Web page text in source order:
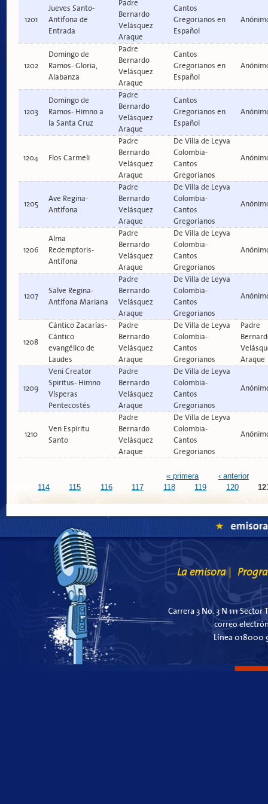
1201
Jueves Santo-
Antífona de
Entrada
Padre
Bernardo
Velásquez
Araque
Cantos
Gregorianos en
Español
1202
Domingo de
Ramos- Gloria,
Alabanza
Padre
Bernardo
Velásquez
Araque
Cantos
Gregorianos en
Español
1203
Domingo de
Ramos- Himno a
la Santa Cruz
Padre
Bernardo
Velásquez
Araque
Cantos
Gregorianos en
Español
1204 Flos Carmeli
Padre
Bernardo
Velásquez
Araque
De Villa de Leyva
Colombia-
Cantos
Gregorianos
1205
Ave Regina-
Antífona
Padre
Bernardo
Velásquez
Araque
De Villa de Leyva
Colombia-
Cantos
Gregorianos
1206
Alma
Redemptoris-
Antífona
Padre
Bernardo
Velásquez
Araque
De Villa de Leyva
Colombia-
Cantos
Gregorianos
1207
Salve Regina-
Antífona Mariana
Padre
Bernardo
Velásquez
Araque
De Villa de Leyva
Colombia-
Cantos
Gregorianos
1208
Cántico Zacarías-
Cántico
evangélico de
Laudes
Padre
Bernardo
Velásquez
Araque
De Villa de Leyva
Colombia-
Cantos
Gregorianos
Padre
Araque
1209
Veni Creator
Spiritus- Himno
Vísperas
Pentecostés
Padre
Bernardo
Velásquez
Araque
De Villa de Leyva
Colombia-
Cantos
Gregorianos
1210
Ven Espíritu
Santo
Padre
Bernardo
Velásquez
Araque
De Villa de Leyva
Colombia-
Cantos
Gregorianos
Páginas « primera
‹ anterior
114
115 116 117 118 119 120
La emisora
Carrera 3 No. 3 N 111
correo
Línea 018000